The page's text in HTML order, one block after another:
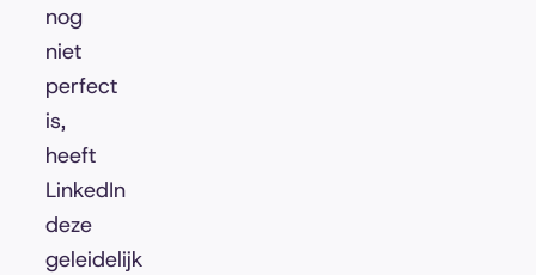
nog
niet
perfect
is,
heeft
LinkedIn
deze
geleidelijk